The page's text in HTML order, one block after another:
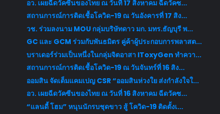
อว. เผยฉีดวัคซีนของไทย ณ วันที่ 17 สิงหาคม ฉีดวัคซ...
สถานการณ์การติดเชื้อโควิด-19 ณ วันอังคารที่ 17 สิง...
วช. ร่วมลงนาม MOU กลุ่มบริษัทดาว มก. มทร.ธัญบุรี พ...
GC และ GCM ร่วมกับพันธมิตร คู่ค้าผู้ประกอบการพลาสต...
บราเดอร์ร่วมเป็นหนึ่งในกลุ่มจิตอาสา IToxyGen ทำควา...
สถานการณ์การติดเชื้อโควิด-19 ณ วันจันทร์ที่ 16 สิง...
ออมสิน จัดเต็มแคมเปญ CSR “ออมสินห่วงใย ส่งกำลังใจใ...
อว. เผยฉีดวัคซีนของไทย ณ วันที่ 16 สิงหาคม ฉีดวัคซ...
“แลนดี้ โฮม” หนุนนักรบชุดขาว สู้ โควิด-19 ติดตั้งเ...